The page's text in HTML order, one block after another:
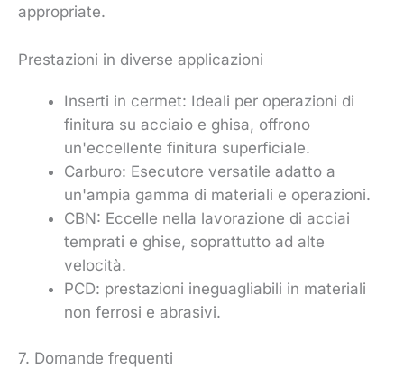
appropriate.
Prestazioni in diverse applicazioni
Inserti in cermet: Ideali per operazioni di
finitura su acciaio e ghisa, offrono
un'eccellente finitura superficiale.
Carburo: Esecutore versatile adatto a
un'ampia gamma di materiali e operazioni.
CBN: Eccelle nella lavorazione di acciai
temprati e ghise, soprattutto ad alte
velocità.
PCD: prestazioni ineguagliabili in materiali
non ferrosi e abrasivi.
7. Domande frequenti